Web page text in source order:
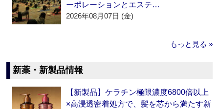
ーポレーションとエステ…
2026年08月07日 (金)
もっと見る »
新薬・新製品情報
【新製品】ケラチン極限濃度6800倍以上
×高浸透密着処方で、髪を芯から満たす新